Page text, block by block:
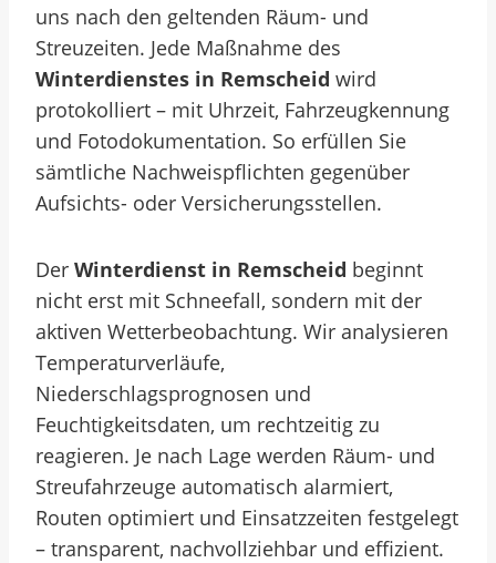
uns nach den geltenden Räum- und
Streuzeiten. Jede Maßnahme des
Winterdienstes in Remscheid wird
protokolliert – mit Uhrzeit, Fahrzeugkennung
und Fotodokumentation. So erfüllen Sie
sämtliche Nachweispflichten gegenüber
Aufsichts- oder Versicherungsstellen.
Der Winterdienst in Remscheid beginnt
nicht erst mit Schneefall, sondern mit der
aktiven Wetterbeobachtung. Wir analysieren
Temperaturverläufe,
Niederschlagsprognosen und
Feuchtigkeitsdaten, um rechtzeitig zu
reagieren. Je nach Lage werden Räum- und
Streufahrzeuge automatisch alarmiert,
Routen optimiert und Einsatzzeiten festgelegt
– transparent, nachvollziehbar und effizient.